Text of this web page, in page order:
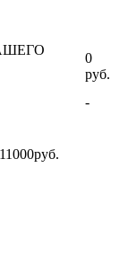
0
руб.
-